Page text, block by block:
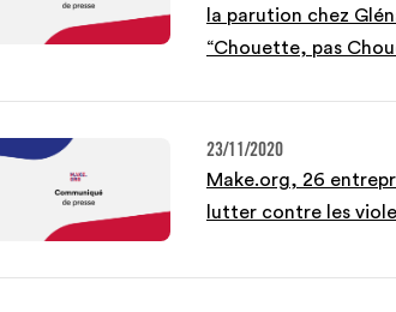
la parution chez
“Chouette, pas
23/11/2020
Make.org, 26
lutter contre les